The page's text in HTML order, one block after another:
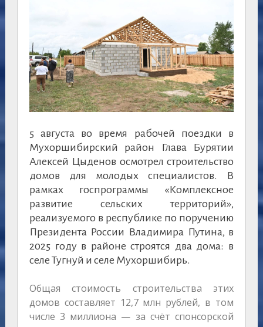
5 августа во время рабочей поездки в
Мухоршибирский район Глава Бурятии
Алексей Цыденов осмотрел строительство
домов для молодых специалистов. В
рамках госпрограммы «Комплексное
развитие сельских территорий»,
реализуемого в республике по поручению
Президента России Владимира Путина, в
2025 году в районе строятся два дома: в
селе Тугнуй и селе Мухоршибирь.
Общая стоимость строительства этих
домов составляет 12,7 млн рублей, в том
числе 3 миллиона — за счёт спонсорской